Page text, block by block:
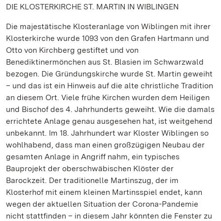
DIE KLOSTERKIRCHE ST. MARTIN IN WIBLINGEN
Die majestätische Klosteranlage von Wiblingen mit ihrer
Klosterkirche wurde 1093 von den Grafen Hartmann und
Otto von Kirchberg gestiftet und von
Benediktinermönchen aus St. Blasien im Schwarzwald
bezogen. Die Gründungskirche wurde St. Martin geweiht
– und das ist ein Hinweis auf die alte christliche Tradition
an diesem Ort. Viele frühe Kirchen wurden dem Heiligen
und Bischof des 4. Jahrhunderts geweiht. Wie die damals
errichtete Anlage genau ausgesehen hat, ist weitgehend
unbekannt. Im 18. Jahrhundert war Kloster Wiblingen so
wohlhabend, dass man einen großzügigen Neubau der
gesamten Anlage in Angriff nahm, ein typisches
Bauprojekt der oberschwäbischen Klöster der
Barockzeit. Der traditionelle Martinszug, der im
Klosterhof mit einem kleinen Martinsspiel endet, kann
wegen der aktuellen Situation der Corona-Pandemie
nicht stattfinden – in diesem Jahr könnten die Fenster zu